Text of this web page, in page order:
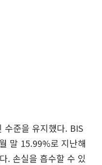
수준을 유지했다. BIS
말 15.99%로 지난해
. 손실을 흡수할 수 있